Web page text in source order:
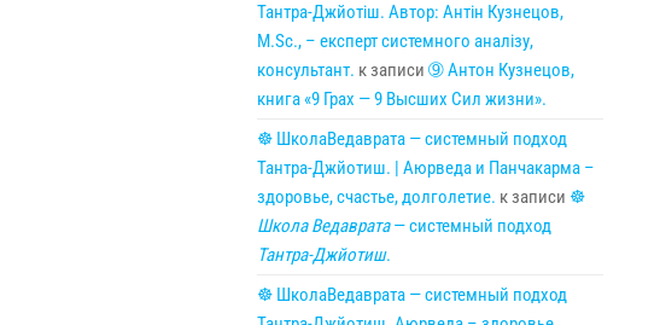
Тантра-Джйотіш. Автор: Антін Кузнецов,
M.Sc., – експерт системного аналізу,
консультант. к записи ➈ Антон Кузнецов,
книга «9 Грах — 9 Высших Сил жизни».
☸ ШколаВедаврата — системный подход
Тантра-Джйотиш. | Аюрведа и Панчакарма –
здоровье, счастье, долголетие. к записи ☸
Школа Ведаврата— системный подход
Тантра-Джйотиш.
☸ ШколаВедаврата — системный подход